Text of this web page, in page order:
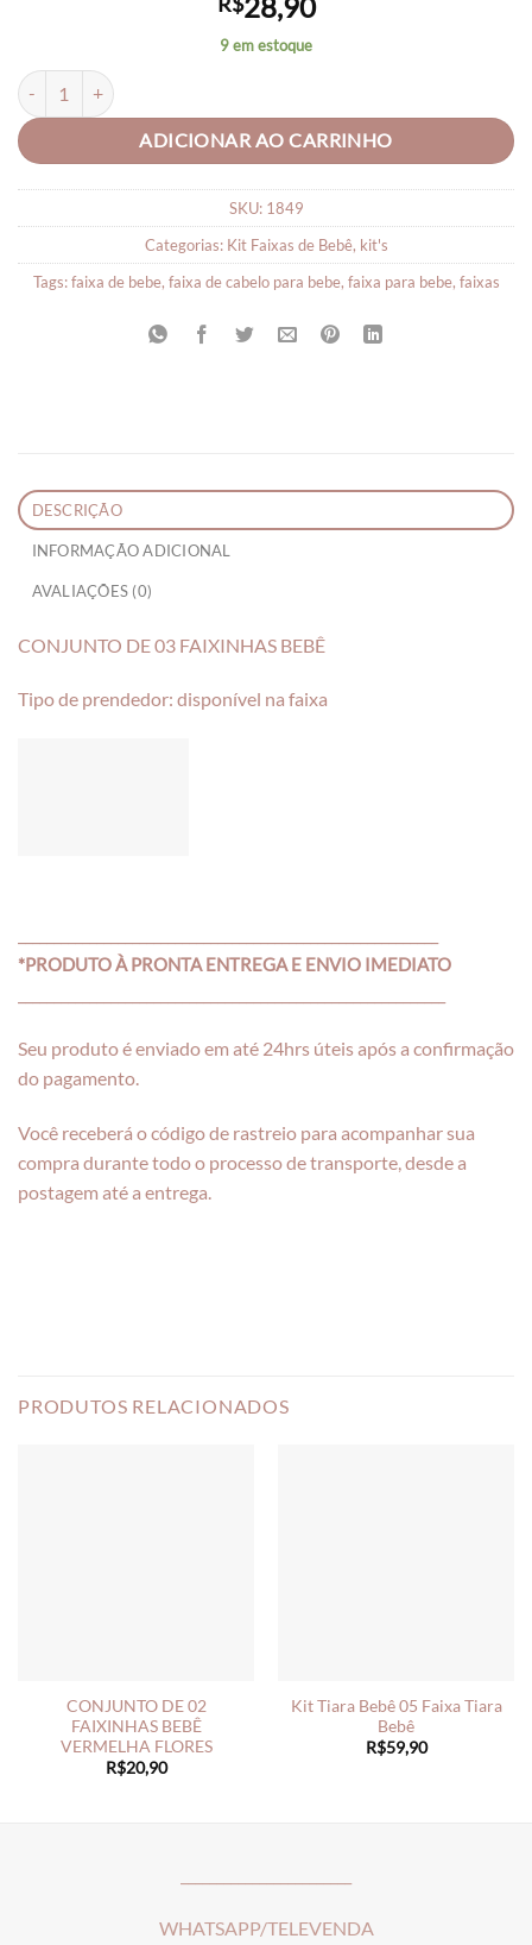
9 em estoque
CONJUNTO DE 03 FAIXINHAS BEBÊ quantidade
ADICIONAR AO CARRINHO
SKU: 1849
Categorias: Kit Faixas de Bebê, kit's
Tags:faixa de bebe, faixa de cabelo para bebe, faixa para bebe, faixas
DESCRIÇÃO
INFORMAÇÃO ADICIONAL
AVALIAÇÕES (0)
CONJUNTO DE 03 FAIXINHAS BEBÊ
Tipo de prendedor: disponível na faixa
*PRODUTO À PRONTA ENTREGA E ENVIO IMEDIATO
Seu produto é enviado em até 24hrs úteis após a confirmação
do pagamento.
Você receberá o código de rastreio para acompanhar sua
compra durante todo o processo de transporte, desde a
postagem até a entrega.
PRODUTOS RELACIONADOS
CONJUNTO DE 02
FAIXINHAS BEBÊ
VERMELHA FLORES
R$20,90
Kit Tiara Bebê 05 Faixa Tiara
Bebê
R$59,90
WHATSAPP/TELEVENDA